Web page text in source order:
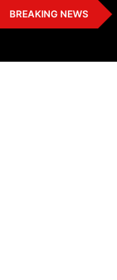
Skip
to
BREAKING NEWS
के लिए बड़ी
पद बढ़े…यहां